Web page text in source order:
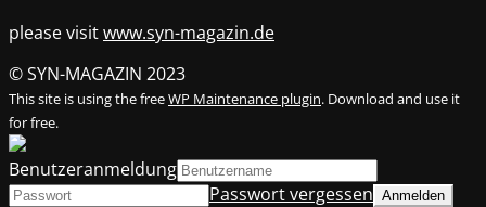
please visitwww.syn-magazin.de
© SYN-MAGAZIN 2023
This site is using the freeWP Maintenance plugin. Download and use it
for free.
Benutzeranmeldung
Passwort vergessen